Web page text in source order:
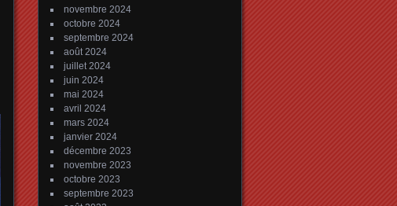
novembre 2024
octobre 2024
septembre 2024
août 2024
juillet 2024
juin 2024
mai 2024
avril 2024
mars 2024
janvier 2024
décembre 2023
novembre 2023
octobre 2023
septembre 2023